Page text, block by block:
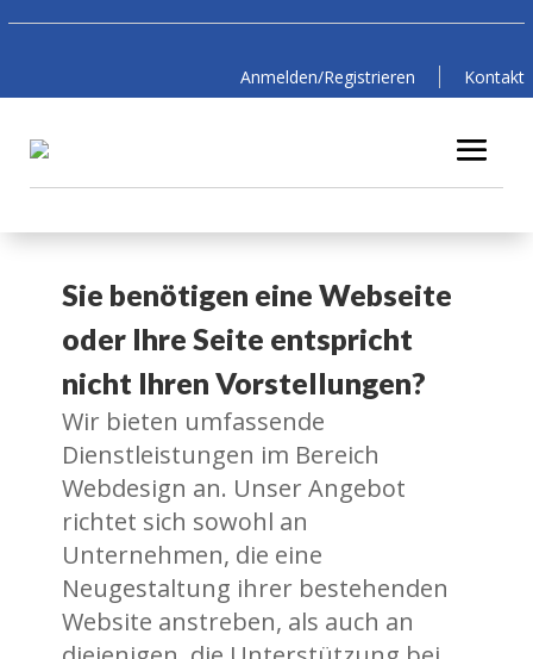
Anmelden/Registrieren Kontakt
Sie benötigen eine Webseite
oder Ihre Seite entspricht
nicht Ihren Vorstellungen?
Wir bieten umfassende
Dienstleistungen im Bereich
Webdesign an. Unser Angebot
richtet sich sowohl an
Unternehmen, die eine
Neugestaltung ihrer bestehenden
Website anstreben, als auch an